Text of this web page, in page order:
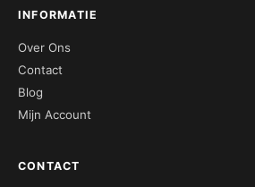
INFORMATIE
Over Ons
Contact
Blog
Mijn Account
CONTACT